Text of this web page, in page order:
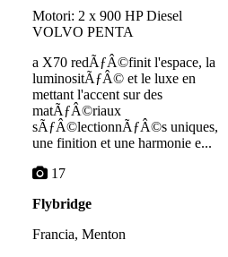
Motori: 2 x 900 HP Diesel
VOLVO PENTA
a X70 redÃƒÂ©finit l'espace, la
luminositÃƒÂ© et le luxe en
mettant l'accent sur des
matÃƒÂ©riaux
sÃƒÂ©lectionnÃƒÂ©s uniques,
une finition et une harmonie e...
17
Flybridge
Francia, Menton